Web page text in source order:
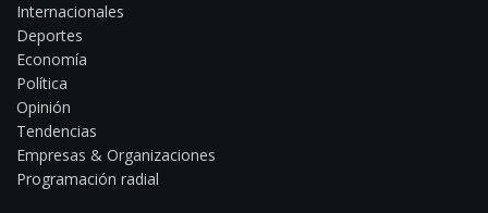
Internacionales
Deportes
Economía
Política
Opinión
Tendencias
Empresas & Organizaciones
Programación radial